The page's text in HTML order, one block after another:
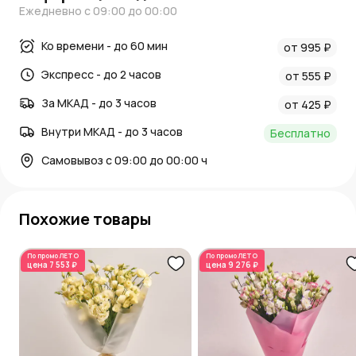
Ежедневно с 09:00 до 00:00
Ко времени - до 60 мин
от 995 ₽
Экспресс - до 2 часов
от 555 ₽
За МКАД - до 3 часов
от 425 ₽
Внутри МКАД - до 3 часов
Бесплатно
Самовывоз с 09:00 до 00:00 ч
Похожие товары
По промоЛЕТО
цена 7 553 ₽
По промоЛЕТО
цена 9 276 ₽